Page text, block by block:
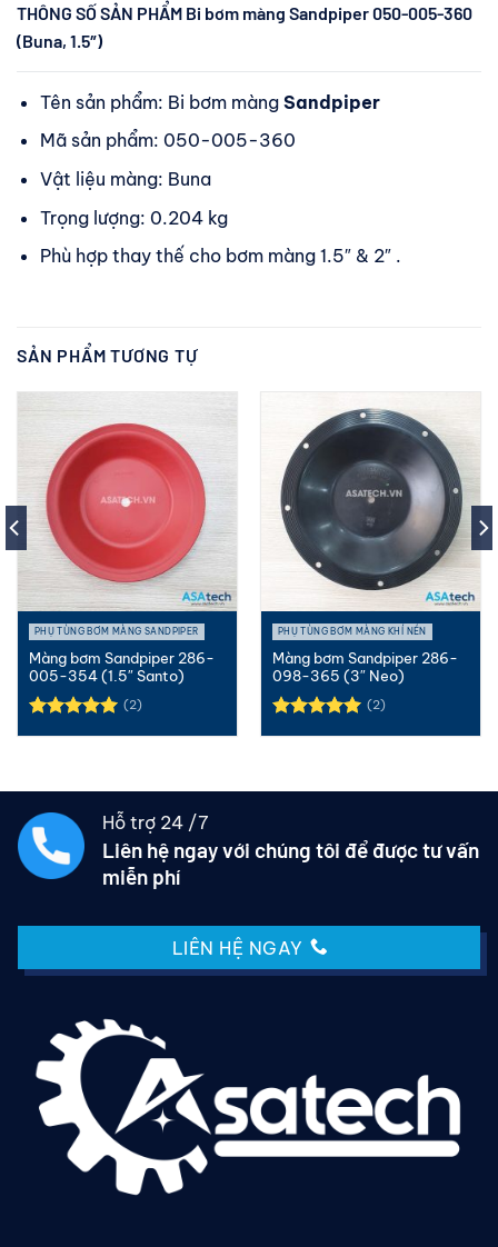
THÔNG SỐ SẢN PHẨM Bi bơm màng Sandpiper 050-005-360
(Buna, 1.5″)
Tên sản phẩm: Bi bơm màng Sandpiper
Mã sản phẩm: 050-005-360
Vật liệu màng: Buna
Trọng lượng: 0.204 kg
Phù hợp thay thế cho bơm màng 1.5″ & 2″ .
SẢN PHẨM TƯƠNG TỰ
PHỤ TÙNG BƠM MÀNG SANDPIPER
Màng bơm Sandpiper 286-
005-354 (1.5″ Santo)
(2)
PHỤ TÙNG BƠM MÀNG KHÍ NÉN
Màng bơm Sandpiper 286-
098-365 (3″ Neo)
(2)
Hỗ trợ 24 /7
Liên hệ ngay với chúng tôi để được tư vấn
miễn phí
LIÊN HỆ NGAY